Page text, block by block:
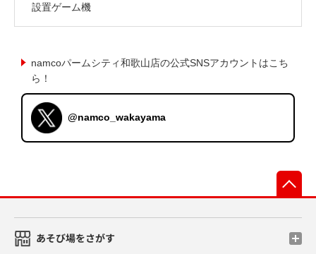
設置ゲーム機
namcoパームシティ和歌山店の公式SNSアカウントはこち
ら！
@namco_wakayama
あそび場をさがす